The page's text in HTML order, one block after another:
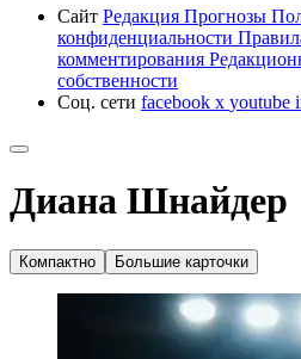
Сайт Редакция Прогнозы
конфиденциальности
комментирования
собственности
Соц. сети facebook x youtube
Диана Шнайдер
Компактно Большие карточки